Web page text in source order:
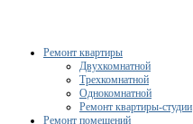
Ремонт квартиры
Двухкомнатной
Трехкомнатной
Однокомнатной
Ремонт квартиры-студии
Ремонт помещений